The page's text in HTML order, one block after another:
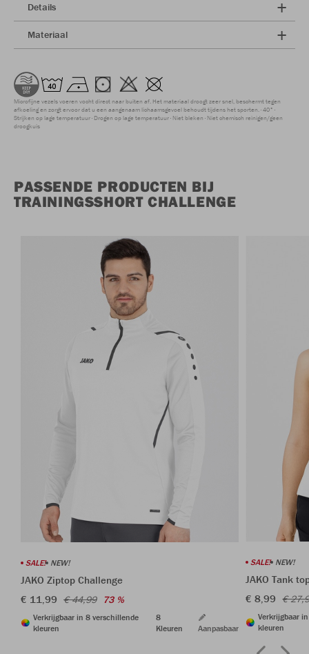
Details
Materiaal
Microfijne vezels voeren vocht direct naar buiten af. Het materiaal droogt zeer snel, beschermt tegen
afkoeling en zorgt ervoor dat u een aangenaam lichaamsgevoel behoudt tijdens het sporten. 40°
Strijken op lage temperatuur Drogen op lage temperatuur Niet bleken Niet chemisch reinigen/geen
droogkuis
PASSENDE PRODUCTEN BIJ
TRAININGSSHORT CHALLENGE
SALE! NEW!
JAKO Ziptop Challenge
€ 11,99 € 44,99 73 %
Verkrijgbaar in 8 verschillende
kleuren
8
Kleuren
Aanpasbaar
SALE! NEW!
JAKO Tank
€ 8,99 €
Verkrijgbaar
kleuren